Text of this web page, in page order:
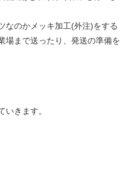
なのかメッキ加工(外注)をする
場まで送ったり、発送の準備を
いきます。